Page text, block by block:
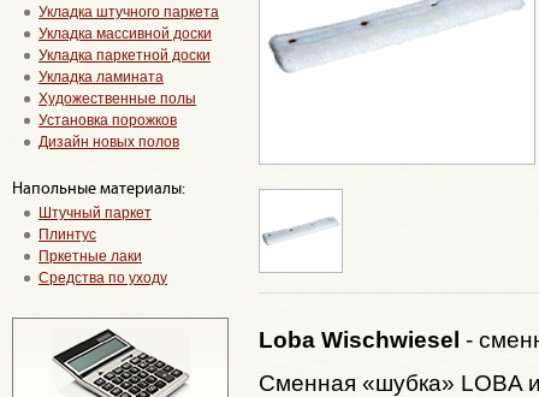
Укладка штучного паркета
Укладка массивной доски
Укладка паркетной доски
Укладка ламината
Художественные полы
Установка порожков
Дизайн новых полов
Напольные материалы:
Штучный паркет
Плинтус
Пркетные лаки
Средства по уходу
Loba Wischwiesel -
Сменная «шубка» LOBA